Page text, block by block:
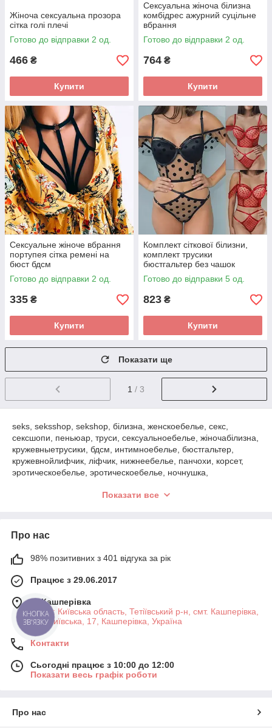
Жіноча сексуальна прозора
сітка голі плечі
Готово до відправки 2 од.
466 ₴
Купити
Сексуальна жіноча білизна
комбідрес ажурний суцільне
вбрання
Готово до відправки 2 од.
764 ₴
Купити
Сексуальне жіноче вбрання
портупея сітка ремені на
бюст бдсм
Готово до відправки 2 од.
335 ₴
Купити
Комплект сіткової білизни,
комплект трусики
бюстгальтер без чашок
горошок
Готово до відправки 5 од.
823 ₴
Купити
Показати ще
1 / 3
seks, seksshop, sekshop, білизна, женскоебелье, секс,
сексшопи, пеньюар, труси, сексуальноебелье, жіночабілизна,
кружевныетрусики, бдсм, интимноебелье, бюстгальтер,
кружевнойлифчик, ліфчик, нижнеебелье, панчохи, корсет,
эротическоебелье, эротическоебелье, ночнушка,
Показати все
Про нас
98% позитивних з 401 відгука за рік
Працює з 29.06.2017
м. Кашперівка
склад: Київська область, Тетіївський р-н, смт. Кашперівка,
вул. Київська, 17, Кашперівка, Україна
Контакти
Сьогодні працює з 10:00 до 12:00
Показати весь графік роботи
Про нас
КНОПКА
ЗВ'ЯЗКУ